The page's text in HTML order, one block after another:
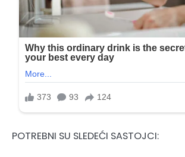
POTREBNI SU SLEDEĆI SASTOJCI: